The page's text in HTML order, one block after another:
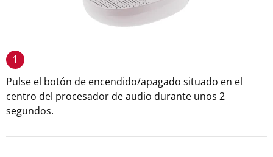
1
Pulse el botón de encendido/apagado situado en el
centro del procesador de audio durante unos 2
segundos.